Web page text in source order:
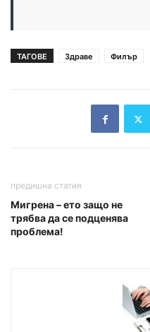
ТАГОВЕ Здраве Филър
предишна статия
Мигрена – ето защо не
трябва да се подценява
проблема!